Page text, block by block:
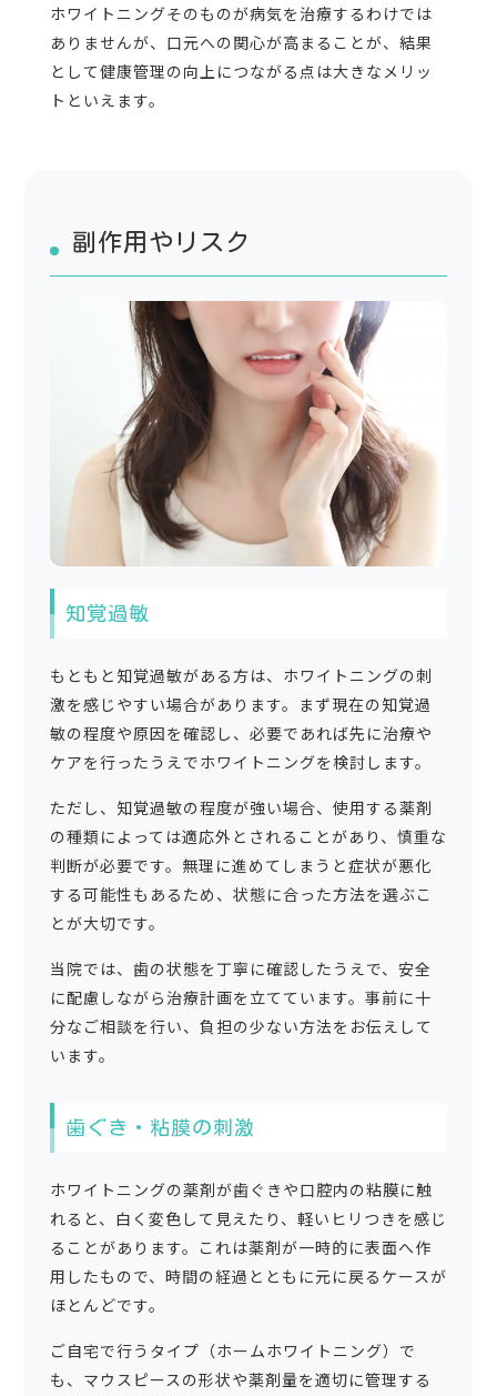
ホワイトニングそのものが病気を治療するわけでは
ありませんが、口元への関心が高まることが、結果
として健康管理の向上につながる点は大きなメリッ
トといえます。
副作用やリスク
知覚過敏
もともと知覚過敏がある方は、ホワイトニングの刺
激を感じやすい場合があります。まず現在の知覚過
敏の程度や原因を確認し、必要であれば先に治療や
ケアを行ったうえでホワイトニングを検討します。
ただし、知覚過敏の程度が強い場合、使用する薬剤
の種類によっては適応外とされることがあり、慎重な
判断が必要です。無理に進めてしまうと症状が悪化
する可能性もあるため、状態に合った方法を選ぶこ
とが大切です。
当院では、歯の状態を丁寧に確認したうえで、安全
に配慮しながら治療計画を立てています。事前に十
分なご相談を行い、負担の少ない方法をお伝えして
います。
歯ぐき・粘膜の刺激
ホワイトニングの薬剤が歯ぐきや口腔内の粘膜に触
れると、白く変色して見えたり、軽いヒリつきを感じ
ることがあります。これは薬剤が一時的に表面へ作
用したもので、時間の経過とともに元に戻るケースが
ほとんどです。
ご自宅で行うタイプ（ホームホワイトニング）で
も、マウスピースの形状や薬剤量を適切に管理する